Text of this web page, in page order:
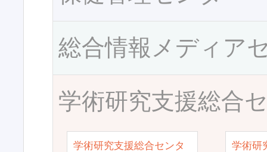
総合情報メディア
学術研究支援総合
学術研究支援総合センタ
学術研